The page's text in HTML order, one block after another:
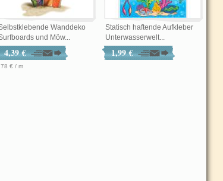
Wanddeko
und Möw...
4,39 €
€ / m
Statisch haftende Aufkleber
Unterwasserwelt...
1,99 €